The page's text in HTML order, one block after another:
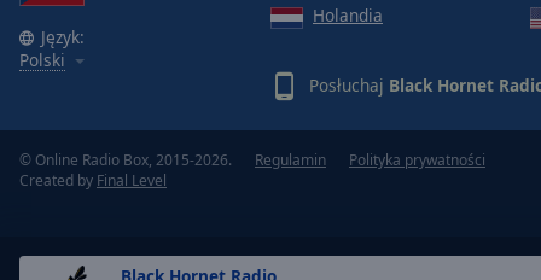
Font
Reset
Done
Język:
Polski
Holandia
Posłuchaj Black Hornet
© Online Radio Box, 2015-2026.
Created by Final Level
Regulamin Polityka prywatności